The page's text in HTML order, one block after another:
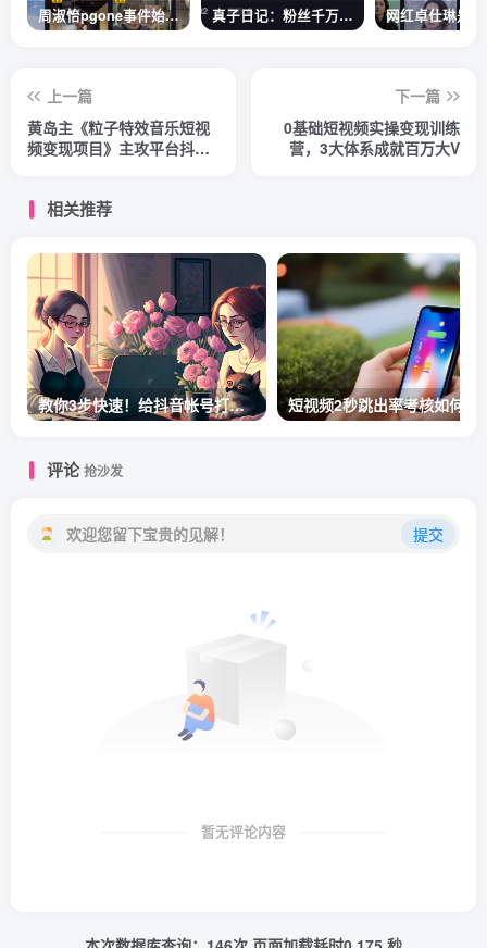
周淑怡pgone事件始末，周淑怡现状 真子日记：粉丝千万的真子日记是最懂反转的网红吗？
上一篇
黄岛主《粒子特效音乐短视
频变现项目》主攻平台抖
下一篇
0基础短视频实操变现训练
营，3大体系成就百万大V
相关推荐
教你3步快速！给抖音帐号打标签！
评论抢沙发
欢迎您留下宝贵的见解！ 提交
暂无评论内容